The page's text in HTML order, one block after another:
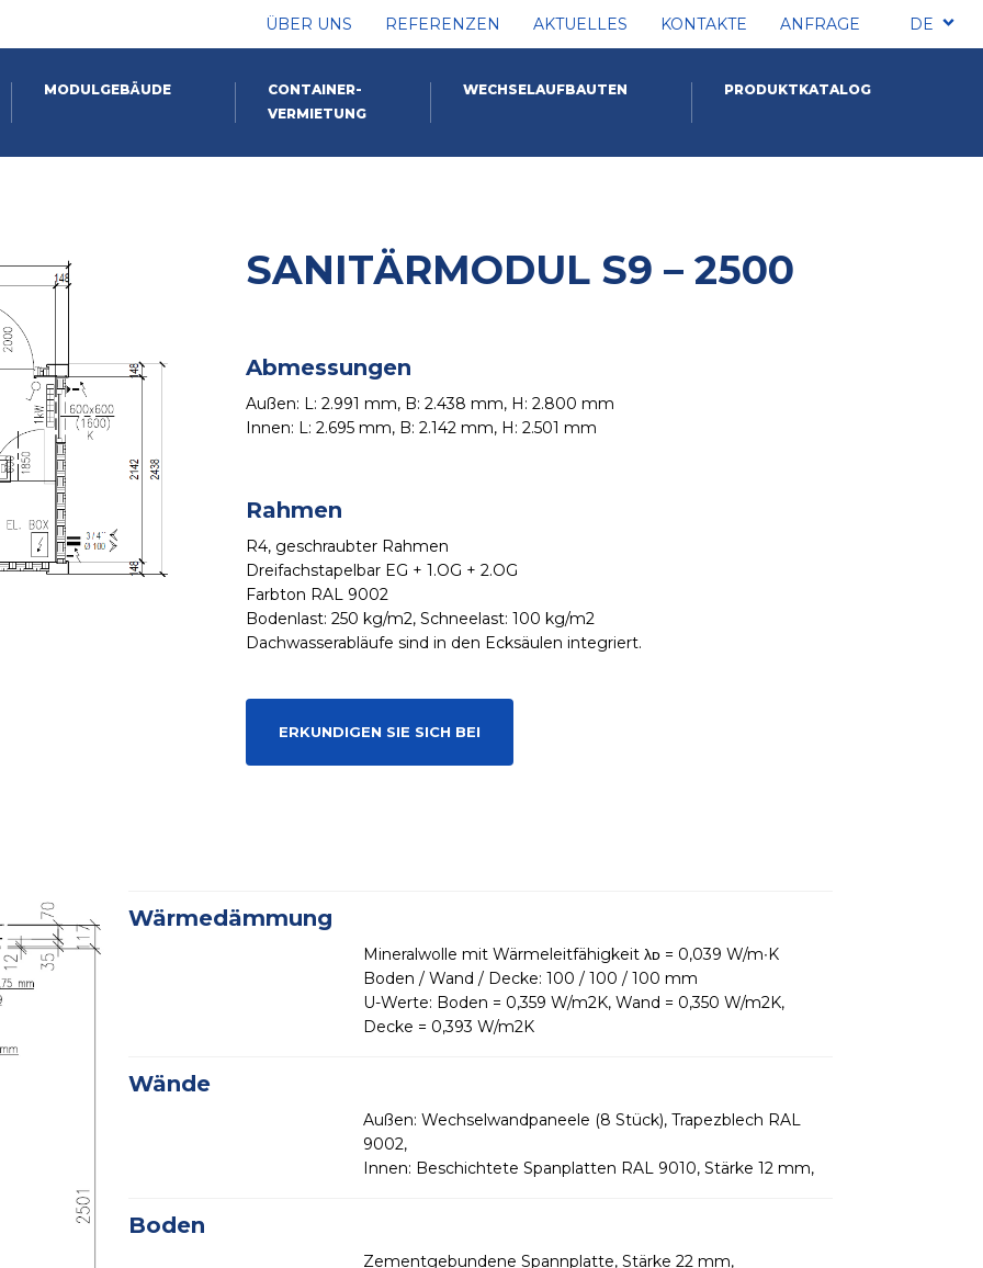
ÜBER UNS REFERENZEN AKTUELLES KONTAKTE ANFRAGE DE
MODULGEBÄUDE
CONTAINER-
VERMIETUNG
WECHSELAUFBAUTEN PRODUKTKATALOG
SANITÄRMODUL S9 – 2500
Abmessungen
Außen: L: 2.991 mm, B: 2.438 mm, H: 2.800 mm
Innen: L: 2.695 mm, B: 2.142 mm, H: 2.501 mm
Rahmen
R4, geschraubter Rahmen
Dreifachstapelbar EG + 1.OG + 2.OG
Farbton RAL 9002
Bodenlast: 250 kg/m2, Schneelast: 100 kg/m2
Dachwasserabläufe sind in den Ecksäulen integriert.
ERKUNDIGEN SIE SICH BEI
Wärmedämmung
Mineralwolle mit Wärmeleitfähigkeit λᴅ = 0,039 W/m∙K
Boden / Wand / Decke: 100 / 100 / 100 mm
U-Werte: Boden = 0,359 W/m2K, Wand = 0,350 W/m2K,
Decke = 0,393 W/m2K
Wände
Außen: Wechselwandpaneele (8 Stück), Trapezblech RAL
9002,
Innen: Beschichtete Spanplatten RAL 9010, Stärke 12 mm,
Boden
Zementgebundene Spannplatte, Stärke 22 mm,